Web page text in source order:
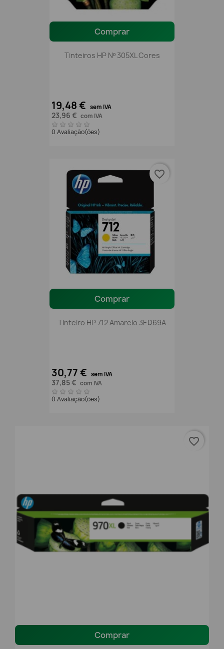
Comprar
Tinteiros HP Nº 305XL Cores
19,48 € sem IVA
23,96 € com IVA
0 Avaliação(ões)
Comprar
Tinteiro HP 712 Amarelo 3ED69A
30,77 € sem IVA
37,85 € com IVA
0 Avaliação(ões)
favorite_border
Comprar
favorite_border